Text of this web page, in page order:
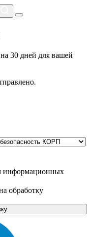
30 дней для вашей
информационных
обработку